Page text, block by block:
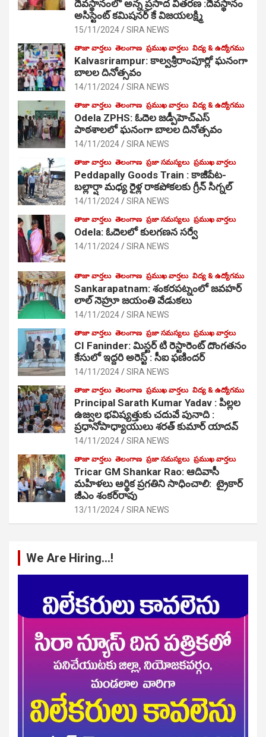
దేవస్థానంలో అన్న ప్రసాద వితరణ :దేవస్థానం
అసిస్టెంట్ కమిషనర్ కే విజయలక్ష్మి
15/11/2024 SIRA NEWS
తాజా వార్తలు తెలంగాణ ప్రముఖ వార్తలు విద్య & ఉద్యోగము
Kalvasrirampur: కాల్వశ్రీరాంపూర్లో ఘనంగా
బాలల దినోత్సవం
14/11/2024 SIRA NEWS
తాజా వార్తలు తెలంగాణ ప్రముఖ వార్తలు విద్య & ఉద్యోగము
Odela ZPHS: ఓదెల జ‌డ్పీహెచ్ఎస్
పాఠ‌శాల‌లో ఘనంగా బాలల దినోత్సవం
14/11/2024 SIRA NEWS
తాజా వార్తలు తెలంగాణ ప్రజా సమస్యలు ప్రముఖ వార్తలు
Peddapally Goods Train : కాజీపేట-
బల్లార్షా మధ్య రైళ్ల రాకపోకలకు గ్రీన్ సిగ్నల్
14/11/2024 SIRA NEWS
తాజా వార్తలు తెలంగాణ ప్రజా సమస్యలు ప్రముఖ వార్తలు
Odela: ఓదెలలో కులగణన సర్వే
14/11/2024 SIRA NEWS
తాజా వార్తలు తెలంగాణ ప్రముఖ వార్తలు విద్య & ఉద్యోగము
Sankarapatnam: శంకరపట్నంలో జవహర్
లాల్ నెహ్రూ జయంతి వేడుకలు
14/11/2024 SIRA NEWS
తాజా వార్తలు తెలంగాణ ప్రజా సమస్యలు ప్రముఖ వార్తలు
CI Faninder: మిస్టర్ టి రెస్టారెంట్ దొంగతనం
కేసులో ఇద్దరి అరెస్ట్ : సీఐ ఫణిందర్
14/11/2024 SIRA NEWS
తాజా వార్తలు తెలంగాణ ప్రముఖ వార్తలు విద్య & ఉద్యోగము
Principal Sarath Kumar Yadav : పిల్లల
ఉజ్వల భవిష్యత్తుకు చదువే పునాది :
ప్రధానోపాధ్యాయులు శరత్ కుమార్ యాదవ్
14/11/2024 SIRA NEWS
తాజా వార్తలు తెలంగాణ ప్రజా సమస్యలు ప్రముఖ వార్తలు
Tricar GM Shankar Rao: ఆదివాసీ
మహిళలు ఆర్థిక ప్రగతిని సాధించాలి: ట్రైకార్
జీఎం శంకర్‌రావు
13/11/2024 SIRA NEWS
We Are Hiring…!